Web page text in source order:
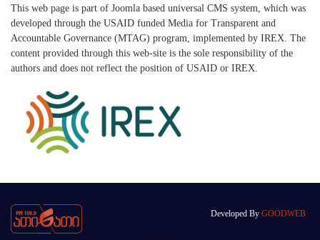
This web page is part of Joomla based universal CMS system, which was
developed through the USAID funded Media for Transparent and
Accountable Governance (MTAG) program, implemented by IREX. The
content provided through this web-site is the sole responsibility of the
authors and does not reflect the position of USAID or IREX.
Developed By GOODWEB